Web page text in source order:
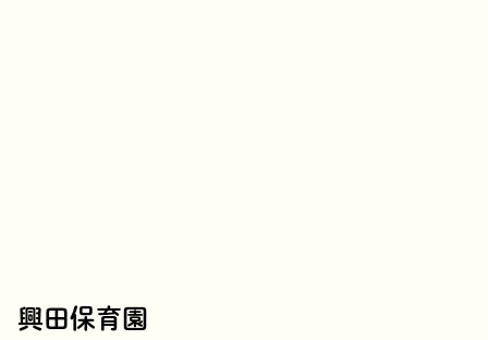
興田保育園